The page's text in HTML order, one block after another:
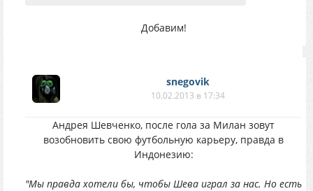
Добавим!
snegovik
10.02.2013 в 17:34
Андрея Шевченко, после гола за Милан зовут
возобновить свою футбольную карьеру, правда в
Индонезию:
"Мы правда хотели бы, чтобы Шева играл за нас. Но есть